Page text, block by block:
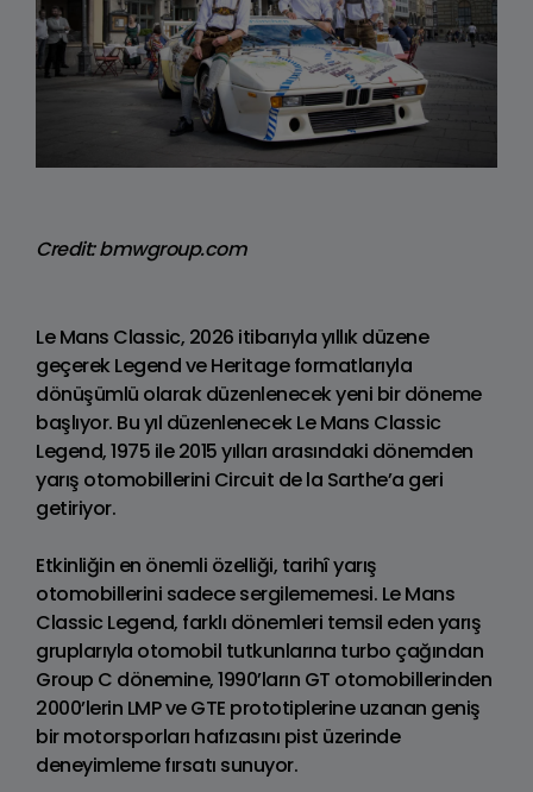
Credit: bmwgroup.com
Le Mans Classic, 2026 itibarıyla yıllık düzene
geçerek Legend ve Heritage formatlarıyla
dönüşümlü olarak düzenlenecek yeni bir döneme
başlıyor. Bu yıl düzenlenecek Le Mans Classic
Legend, 1975 ile 2015 yılları arasındaki dönemden
yarış otomobillerini Circuit de la Sarthe’a geri
getiriyor.
Etkinliğin en önemli özelliği, tarihî yarış
otomobillerini sadece sergilememesi. Le Mans
Classic Legend, farklı dönemleri temsil eden yarış
gruplarıyla otomobil tutkunlarına turbo çağından
Group C dönemine, 1990’ların GT otomobillerinden
2000’lerin LMP ve GTE prototiplerine uzanan geniş
bir motorsporları hafızasını pist üzerinde
deneyimleme fırsatı sunuyor.